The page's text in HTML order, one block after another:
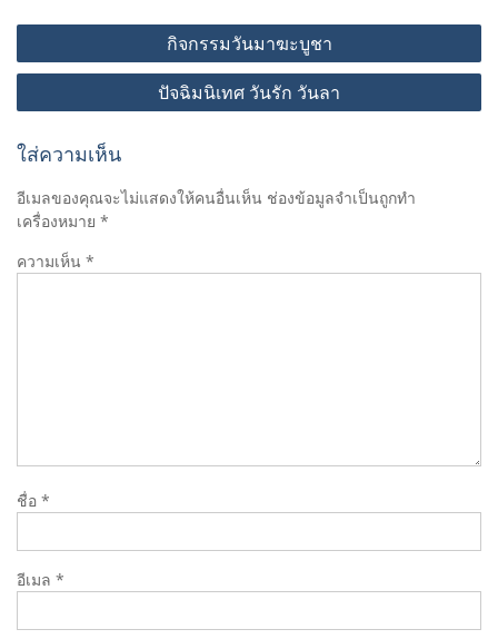
แนะแนว
เรื่อง
กิจกรรมวันมาฆะบูชา
ปัจฉิมนิเทศ วันรัก วันลา
ใส่ความเห็น
อีเมลของคุณจะไม่แสดงให้คนอื่นเห็น ช่องข้อมูลจำเป็นถูกทำ
เครื่องหมาย *
ความเห็น *
ชื่อ *
อีเมล *